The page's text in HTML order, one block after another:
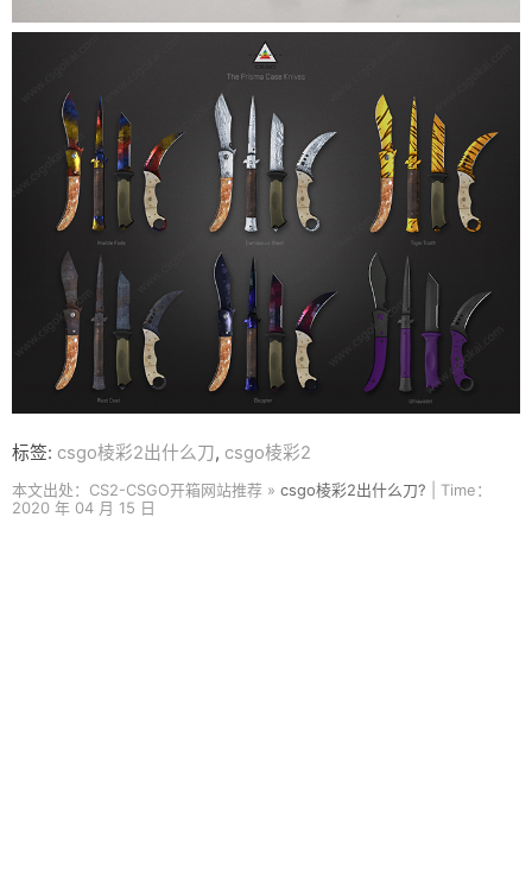
标签: csgo棱彩2出什么刀, csgo棱彩2
本文出处：CS2-CSGO开箱网站推荐 » csgo棱彩2出什么刀? | Time：
2020 年 04 月 15 日